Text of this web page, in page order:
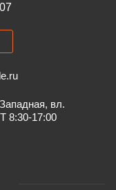
вл.
8:30-17:00